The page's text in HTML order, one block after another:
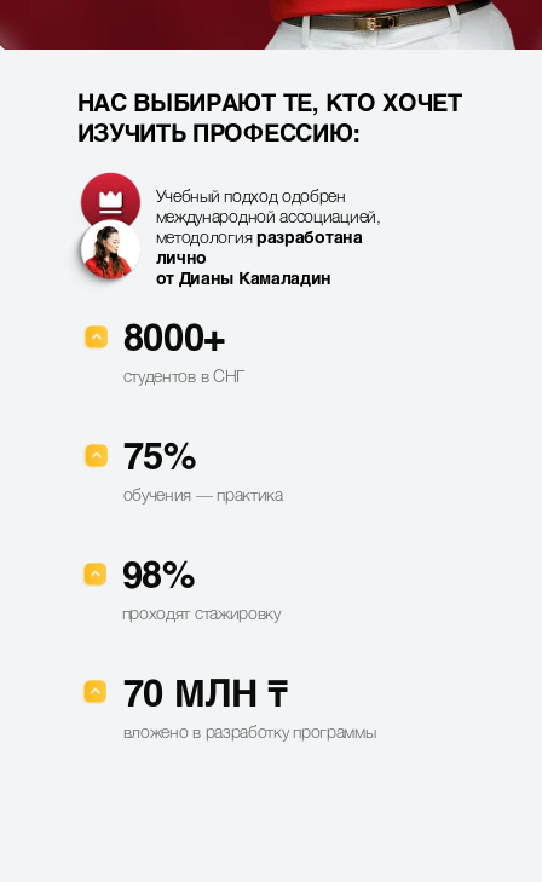
НАС ВЫБИРАЮТ ТЕ, КТО ХОЧЕТ
ИЗУЧИТЬ ПРОФЕССИЮ:
Учебный подход одобрен
международной ассоциацией,
методологияразработана
лично
от Дианы Камаладин
70 МЛН ₸
вложено в разработку программы
98%
проходят стажировку
75%
обучения — практика
8000+
студентов в СНГ